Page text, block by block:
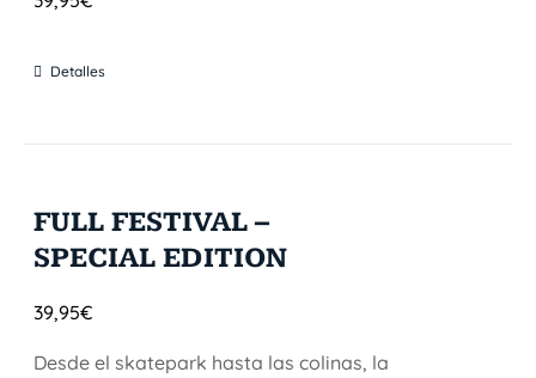
Detalles
FULL FESTIVAL –
SPECIAL EDITION
39,95€
Desde el skatepark hasta las colinas, la